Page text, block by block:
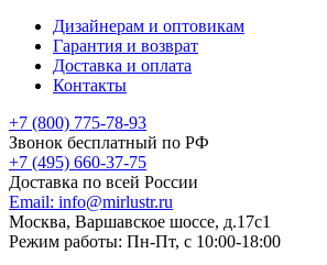
Дизайнерам и оптовикам
Гарантия и возврат
Доставка и оплата
Контакты
+7 (800) 775-78-93
Звонок бесплатный по РФ
+7 (495) 660-37-75
Доставка по всей России
Email: info@mirlustr.ru
Москва, Варшавское шоссе, д.17c1
Режим работы: Пн-Пт, с 10:00-18:00